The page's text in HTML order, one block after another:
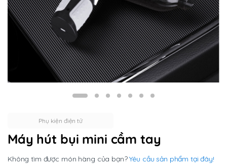
Phụ kiện điện tử
Máy hút bụi mini cầm tay
Không tìm được món hàng của bạn?Yêu cầu sản phẩm tại đây!